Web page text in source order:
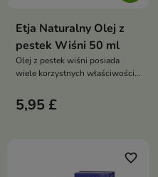
Etja Naturalny Olej z
pestek Wiśni 50 ml
Olej z pestek wiśni posiada
wiele korzystnych właściwości
5,95 £
favorite_border